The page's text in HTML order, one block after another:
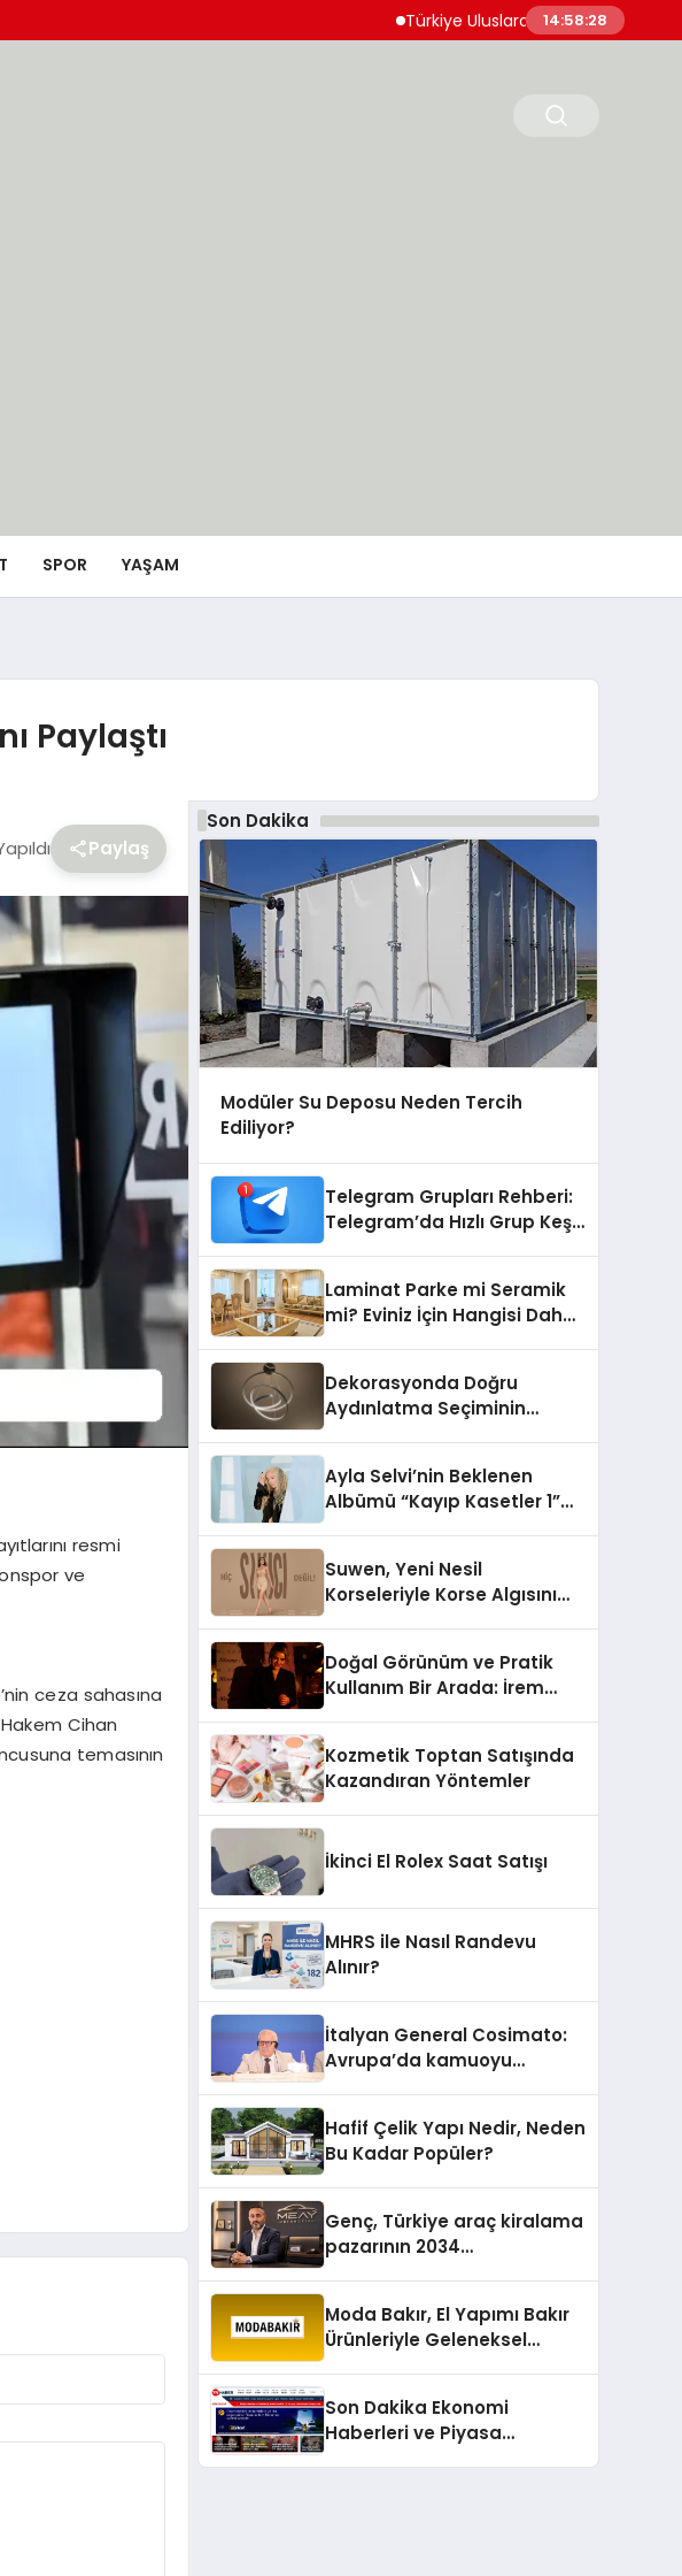
Türkiye Uluslararası Nükleer Bilim
14:58:29
SPOR YAŞAM
Paylaştı
Paylaş
resmi
ve
ceza sahasına
Cihan
temasının
Son Dakika
Modüler Su Deposu Neden Tercih
Ediliyor?
Telegram Grupları Rehberi:
Telegram’da Hızlı Grup Keşfi
Laminat Parke mi Seramik
mi? Eviniz İçin Hangisi Daha
Dekorasyonda Doğru
Aydınlatma Seçiminin
Ayla Selvi’nin Beklenen
Albümü “Kayıp Kasetler 1”
Suwen, Yeni Nesil
Korseleriyle Korse Algısını
Doğal Görünüm ve Pratik
Kullanım Bir Arada: İrem
Kozmetik Toptan Satışında
Kazandıran Yöntemler
İkinci El Rolex Saat Satışı
MHRS ile Nasıl Randevu
Alınır?
İtalyan General Cosimato:
Avrupa’da kamuoyu
Hafif Çelik Yapı Nedir, Neden
Bu Kadar Popüler?
Genç, Türkiye araç kiralama
pazarının 2034
Moda Bakır, El Yapımı Bakır
Ürünleriyle Geleneksel
Son Dakika Ekonomi
Haberleri ve Piyasa